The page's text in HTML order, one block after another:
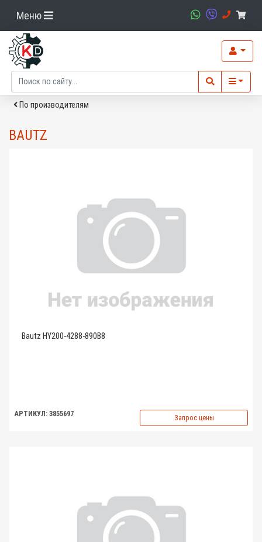
Меню
По производителям
BAUTZ
Bautz HY200-4288-890B8
АРТИКУЛ: 3855697 Запрос цены